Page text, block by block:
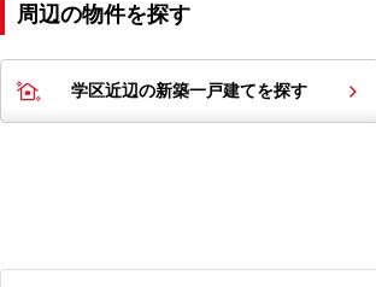
周辺の物件を探す
学区近辺の新築一戸建てを探す